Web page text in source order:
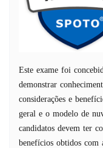
Este exame foi
demonstrar
considerações e
geral e o modelo de
candidatos devem ter
benefícios obtidos com